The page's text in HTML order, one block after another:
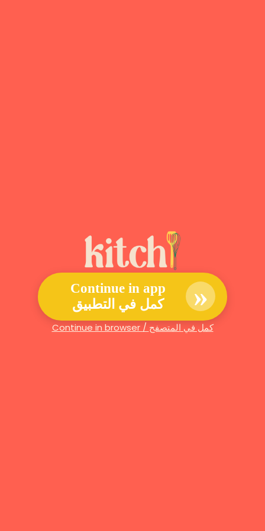
Continue in app
كمل في التطبيق
»
Continue in browser / كمل في المتصفح